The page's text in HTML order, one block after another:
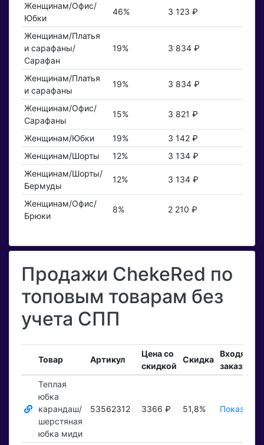
Женщинам/Офис/
Юбки
46% 3 123 ₽
Женщинам/Платья
и сарафаны/
Сарафан
19% 3 834 ₽
Женщинам/Платья
и сарафаны
19% 3 834 ₽
Женщинам/Офис/
Сарафаны
15% 3 821 ₽
Женщинам/Юбки 19%
3 142 ₽
Женщинам/Шорты
12%
3 134 ₽
Женщинам/Шорты/
Бермуды
12% 3 134 ₽
Женщинам/Офис/
Брюки
8% 2 210 ₽
Продажи ChekeRed по
топовым товарам без
учета СПП
Товар Артикул
Цена со
скидкой
Скидка
Входящие
заказы
Теплая
юбка
карандаш/
шерстяная
юбка миди
53562312 3366 ₽ 51,8% Показать